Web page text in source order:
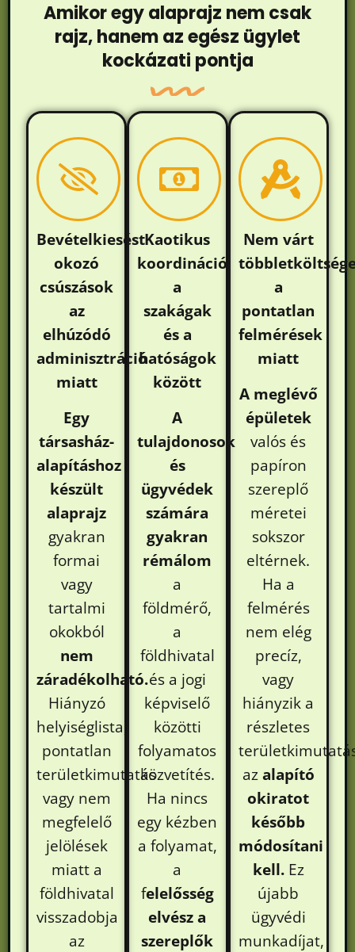
Amikor egy alaprajz nem csak
rajz, hanem az egész ügylet
kockázati pontja
Bevételkiesést
okozó
csúszások
az
elhúzódó
adminisztráció
miatt
Egy
társasház-
alapításhoz
készült
alaprajz
gyakran
formai
vagy
tartalmi
okokból
nem
záradékolható.
Hiányzó
helyiséglista,
pontatlan
területkimutatás
vagy nem
megfelelő
jelölések
miatt a
földhivatal
visszadobja
az
Kaotikus
koordináció
a
szakágak
és a
hatóságok
között
A
tulajdonosok
és
ügyvédek
számára
gyakran
rémálom
a
földmérő,
a
földhivatal
és a jogi
képviselő
közötti
folyamatos
közvetítés.
Ha nincs
egy kézben
a folyamat,
a
felelősség
elvész a
szereplők
Nem várt
a
pontatlan
felmérések
miatt
A meglévő
épületek
valós és
papíron
szereplő
méretei
sokszor
eltérnek.
Ha a
felmérés
nem elég
precíz,
vagy
hiányzik a
részletes
azalapító
okiratot
később
módosítani
kell.Ez
újabb
ügyvédi
munkadíjat,